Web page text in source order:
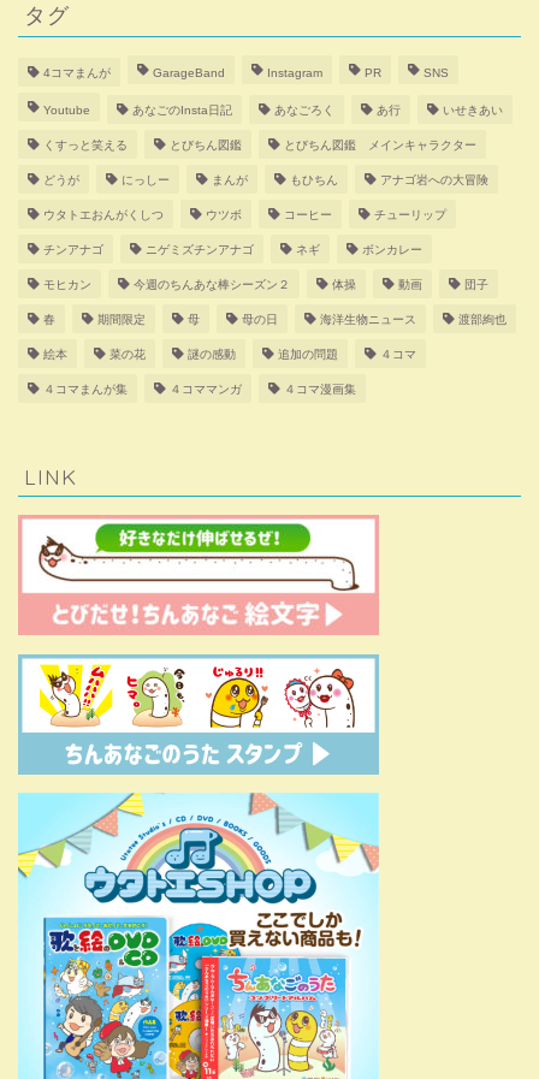
タグ
4コマまんが GarageBand Instagram PR SNS
Youtube あなごのInsta日記 あなごろく あ行 いせきあい
くすっと笑える とびちん図鑑 とびちん図鑑 メインキャラクター
どうが にっしー まんが もひちん アナゴ岩への大冒険
ウタトエおんがくしつ ウツボ コーヒー チューリップ
チンアナゴ ニゲミズチンアナゴ ネギ ボンカレー
モヒカン 今週のちんあな棒シーズン２ 体操 動画 団子
春 期間限定 母 母の日 海洋生物ニュース 渡部絢也
絵本 菜の花 謎の感動 追加の問題 ４コマ
４コマまんが集 ４コママンガ ４コマ漫画集
LINK